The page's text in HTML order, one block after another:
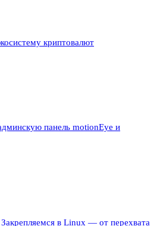
криптовалют
панель motionEye и
в Linux — от перехвата